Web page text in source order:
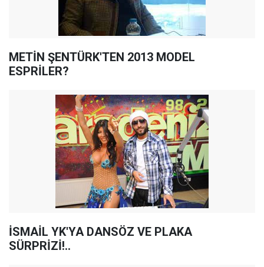
METİN ŞENTÜRK'TEN 2013 MODEL
ESPRİLER?
İSMAİL YK'YA DANSÖZ VE PLAKA
SÜRPRİZİ!..